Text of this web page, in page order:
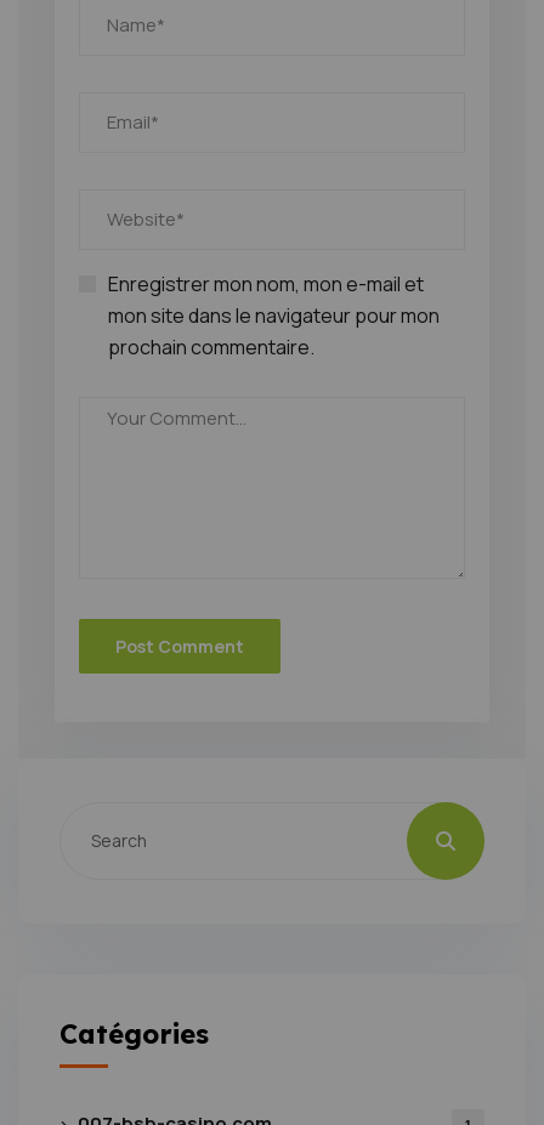
Enregistrer mon nom, mon e-mail et
mon site dans le navigateur pour mon
prochain commentaire.
Catégories